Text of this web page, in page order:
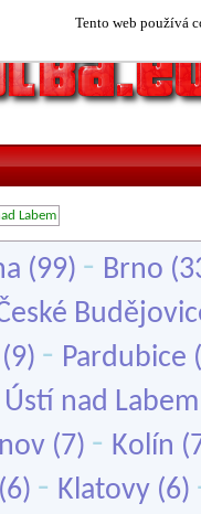
Tento web používá
Labem
(99) - Brno
(9) - Pardubice
Ústí nad Labem
(7) - Kolín
(6) - Klatovy (6)